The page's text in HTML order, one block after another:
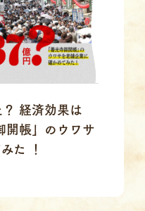
経済効果は
開帳」のウワサ
た ！